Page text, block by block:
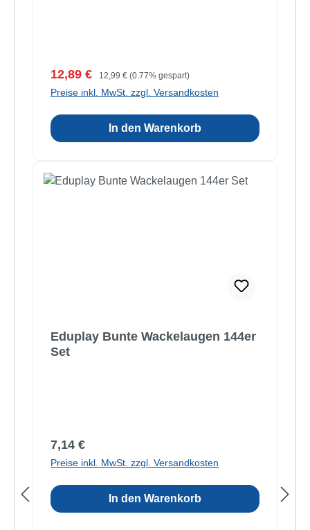
Verkaufspreis:
12,89 € Regulärer Preis:
12,99 € (0.77% gespart)
Preise inkl. MwSt. zzgl. Versandkosten
In den Warenkorb
Eduplay Bunte Wackelaugen 144er
Set
Regulärer Preis:
7,14 €
Preise inkl. MwSt. zzgl. Versandkosten
In den Warenkorb